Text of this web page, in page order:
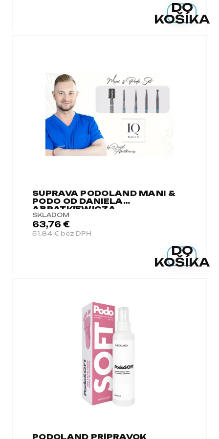
DO
KOŠÍKA
SÚPRAVA PODOLAND MANI &
PODO OD DANIELA
ABRATKIEWICZA
SKLADOM
51,84 € bez DPH
63,76 €
DO
KOŠÍKA
PODOLAND PRÍPRAVOK